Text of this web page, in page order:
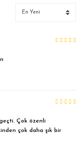
Çok özenli
çok daha şık bir